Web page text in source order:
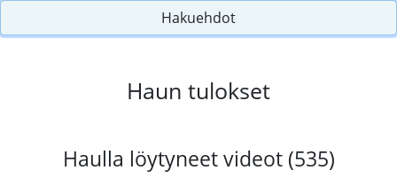
Hakuehdot
Haun tulokset
Haulla löytyneet videot (535)